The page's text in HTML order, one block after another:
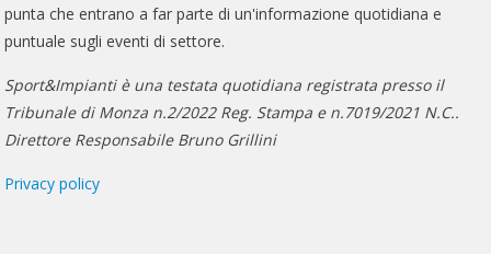
punta che entrano a far parte di un'informazione quotidiana e
puntuale sugli eventi di settore.
Sport&Impianti è una testata quotidiana registrata presso il
Tribunale di Monza n.2/2022 Reg. Stampa e n.7019/2021 N.C..
Direttore Responsabile Bruno Grillini
Privacy policy